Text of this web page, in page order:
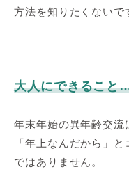
方法を知りたくないで
大人にできること
年末年始の異年齢交流
「年上なんだから」
ではありません。